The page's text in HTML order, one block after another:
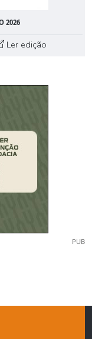
2026
Ler edição
PUB